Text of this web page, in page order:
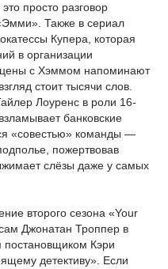
просто разговор
Также в сериал
Купера, которая
в организации
с Хэммом напоминают
стоит тысячи слов.
Лоуренс в роли 16-
банковские
«совестью» команды —
пожертвовав
слёзы даже у самых
второго сезона «Your
Джонатан Троппер в
постановщиком Кэри
детективу». Если